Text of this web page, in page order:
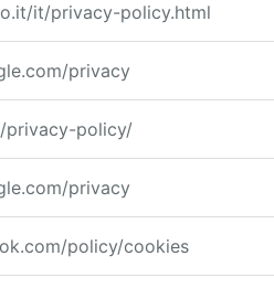
it/privacy-policy.html
privacy
privacy-policy/
privacy
policy/cookies